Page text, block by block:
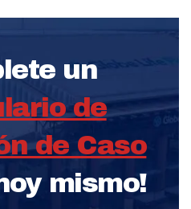
un
de
de Caso
mismo!